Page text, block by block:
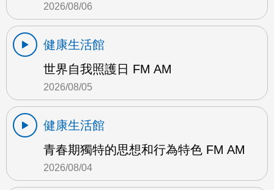
2026/08/06
健康生活館
世界自我照護日 FM AM
2026/08/05
健康生活館
青春期獨特的思想和行為特色 FM AM
2026/08/04